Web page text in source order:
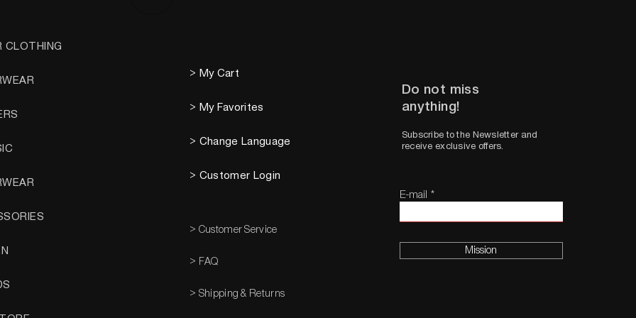
CLOTHING
> My Cart
> My Favorites
> Change Language
> Customer Login
> Customer Service
> FAQ
> Shipping & Returns
Do not miss
anything!
Subscribe to the Newsletter and
receive exclusive offers.
E-mail
Mission